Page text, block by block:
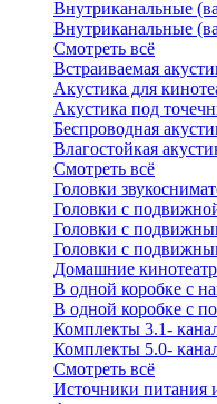
Внутриканальные
Внутриканальные
Смотреть всё
Встраиваемая
Акустика для
Акустика под
Беспроводная
Влагостойкая
Смотреть всё
Головки
Головки с
Головки с
Головки с
Домашние
В одной коробке с
В одной коробке с
Комплекты 3.1-
Комплекты 5.0-
Смотреть всё
Источники питания